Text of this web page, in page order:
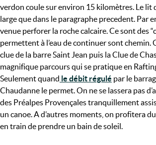
verdon coule sur environ 15 kilomètres. Le lit
large que dans le paragraphe precedent. Par
venue perforer la roche calcaire. Ce sont des
permettent à l’eau de continuer sont chemin.
clue de la barre Saint Jean puis la Clue de
magnifique parcours qui se pratique en
Seulement quand le débit régulé par le
Chaudanne le permet. On ne se lassera pas
des Préalpes Provençales tranquillement
un canoe. A d’autres moments, on profitera
en train de prendre un bain de soleil.